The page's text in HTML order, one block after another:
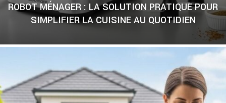
ROBOT MÉNAGER : LA SOLUTION PRATIQUE POUR
SIMPLIFIER LA CUISINE AU QUOTIDIEN